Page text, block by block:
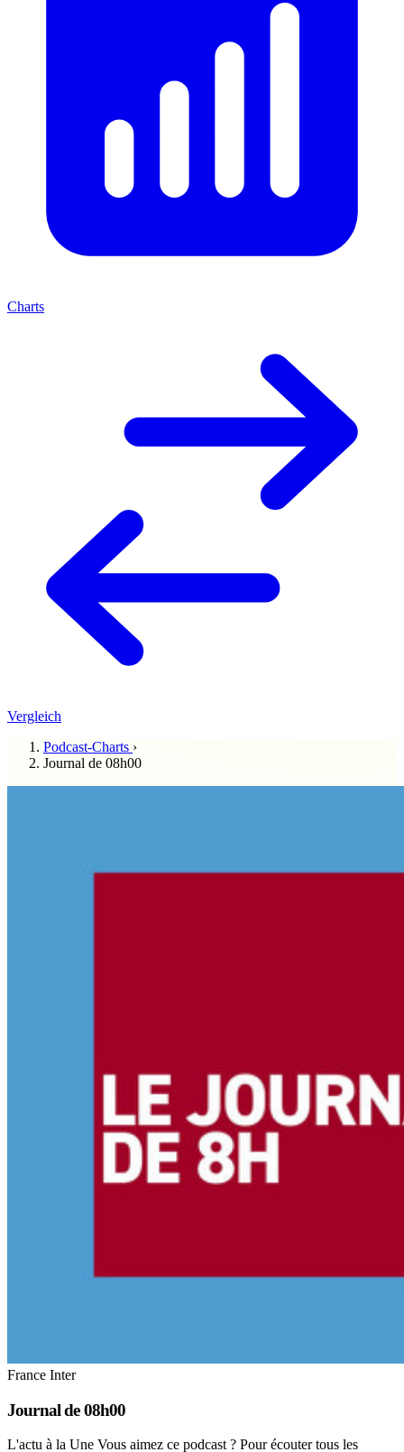
Charts
Vergleich
Podcast-Charts ›
Journal de 08h00
France Inter
Journal de 08h00
L'actu à la Une Vous aimez ce podcast ? Pour écouter tous les